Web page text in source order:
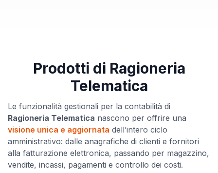
Prodotti di Ragioneria
Telematica
Le funzionalità gestionali per la contabilità di
Ragioneria Telematica nascono per offrire una
visione unica e aggiornata dell’intero ciclo
amministrativo: dalle anagrafiche di clienti e fornitori
alla fatturazione elettronica, passando per magazzino,
vendite, incassi, pagamenti e controllo dei costi.